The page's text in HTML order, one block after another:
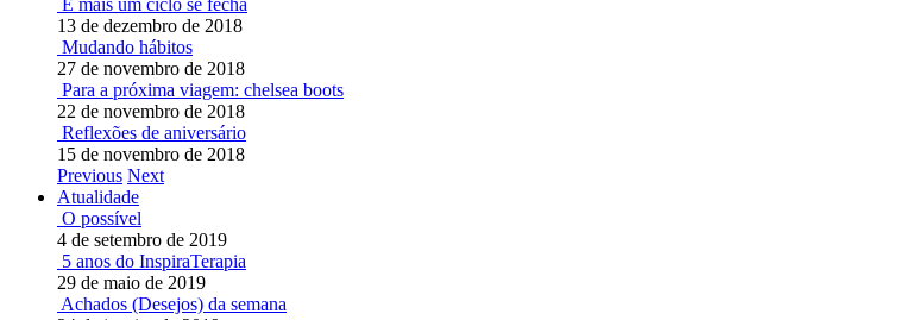
E mais um ciclo se fecha
13 de dezembro de 2018
Mudando hábitos
27 de novembro de 2018
Para a próxima viagem: chelsea boots
22 de novembro de 2018
Reflexões de aniversário
15 de novembro de 2018
Previous Next
Atualidade
O possível
4 de setembro de 2019
5 anos do InspiraTerapia
29 de maio de 2019
Achados (Desejos) da semana